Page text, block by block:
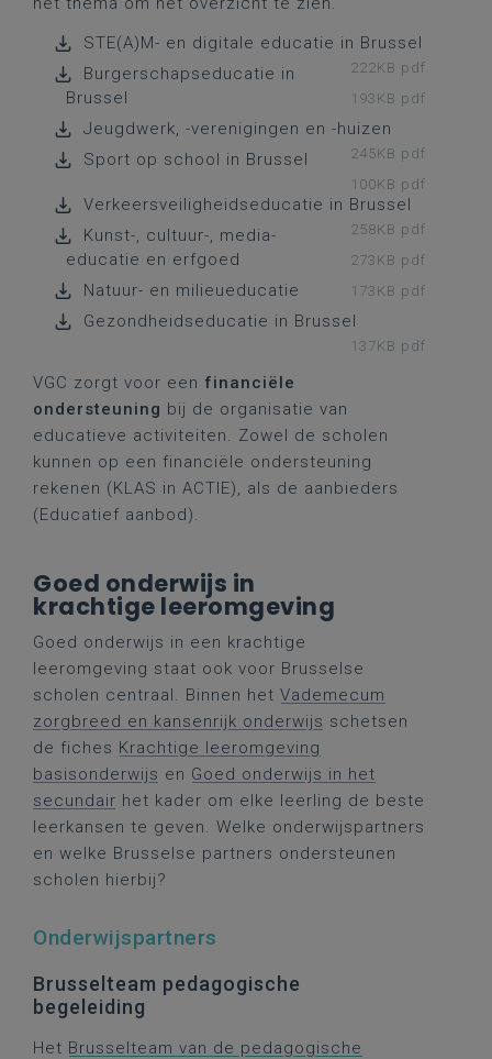
STE(A)M- en digitale educatie in Brussel
222KB pdf
Burgerschapseducatie in
Brussel
193KB pdf
Jeugdwerk, -verenigingen en -huizen
245KB pdf
Sport op school in Brussel
100KB pdf
Verkeersveiligheidseducatie in Brussel
258KB pdf
Kunst-, cultuur-, media-
educatie en erfgoed
273KB pdf
Natuur- en milieueducatie 173KB pdf
Gezondheidseducatie in Brussel
137KB pdf
VGC zorgt voor een financiële
ondersteuning bij de organisatie van
educatieve activiteiten. Zowel de scholen
kunnen op een financiële ondersteuning
rekenen (KLAS in ACTIE), als de aanbieders
(Educatief aanbod).
Goed onderwijs in
krachtige leeromgeving
Goed onderwijs in een krachtige
leeromgeving staat ook voor Brusselse
scholen centraal. Binnen het Vademecum
zorgbreed en kansenrijk onderwijs schetsen
de fiches Krachtige leeromgeving
basisonderwijs en Goed onderwijs in het
secundair het kader om elke leerling de beste
leerkansen te geven. Welke onderwijspartners
en welke Brusselse partners ondersteunen
scholen hierbij?
Onderwijspartners
Brusselteam pedagogische
begeleiding
Het Brusselteam van de pedagogische